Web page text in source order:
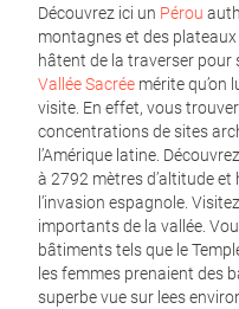
Découvrez ici un Pérou
montagnes et des
hâtent de la traverser pour
Vallée Sacrée mérite qu’on
visite. En effet, vous
concentrations de sites
l’Amérique latine.
à 2792 mètres d’altitude
l’invasion espagnole.
importants de la vallée.
bâtiments tels que le
les femmes prenaient des
superbe vue sur lees